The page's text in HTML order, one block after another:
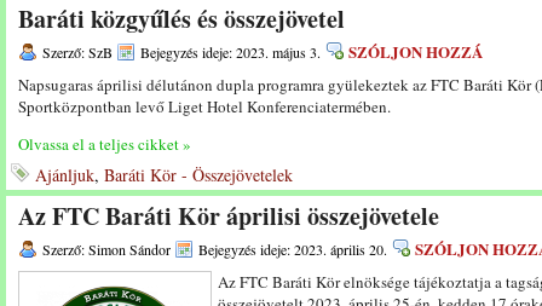
Baráti közgyűlés és összejövetel
Szerző: SzB Bejegyzés ideje: 2023. május 3. SZÓLJON HOZZÁ
Napsugaras áprilisi délutánon dupla programra gyülekeztek az FTC Baráti
Sportközpontban levő Liget Hotel Konferenciatermében.
Olvassa el a teljes cikket »
Ajánljuk, Baráti Kör - Összejövetelek
Az FTC Baráti Kör áprilisi összejövetele
Szerző: Simon Sándor Bejegyzés ideje: 2023. április 20. SZÓLJON
Az FTC Baráti Kör elnöksége tájékoztatja a